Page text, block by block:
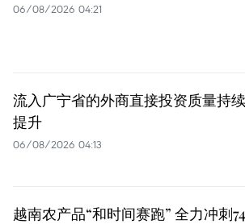
06/08/2026 04:21
流入广宁省的外商直接投资质量持续
提升
06/08/2026 04:13
越南农产品“和时间赛跑” 全力冲刺